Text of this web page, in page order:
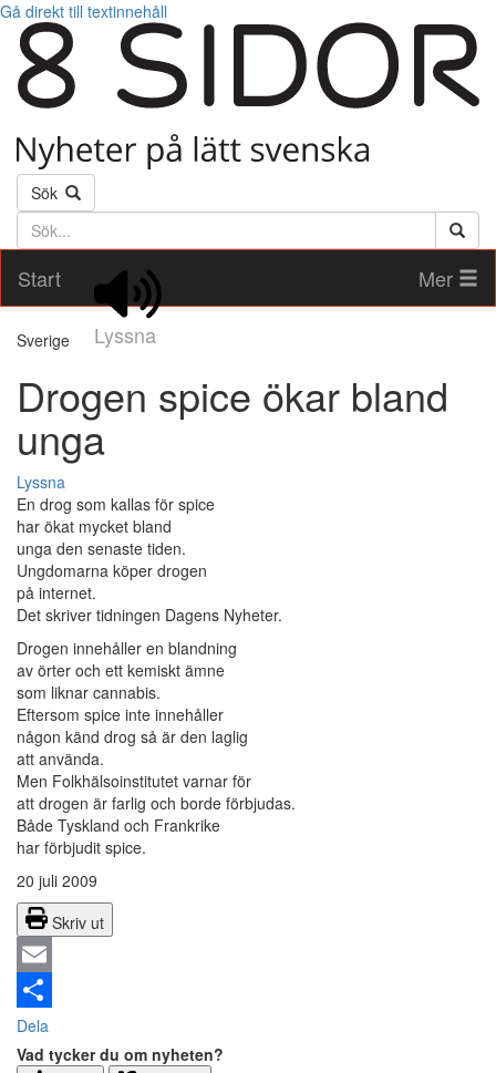
Gå direkt till textinnehåll
Sök
Söktext
Start
Lyssna
Mer
Sverige
Drogen spice ökar bland
unga
Lyssna
En drog som kallas för spice
har ökat mycket bland
unga den senaste tiden.
Ungdomarna köper drogen
på internet.
Det skriver tidningen Dagens Nyheter.
Drogen innehåller en blandning
av örter och ett kemiskt ämne
som liknar cannabis.
Eftersom spice inte innehåller
någon känd drog så är den laglig
att använda.
Men Folkhälsoinstitutet varnar för
att drogen är farlig och borde förbjudas.
Både Tyskland och Frankrike
har förbjudit spice.
20 juli 2009
Skriv ut
Email
Dela
Vad tycker du om nyheten?